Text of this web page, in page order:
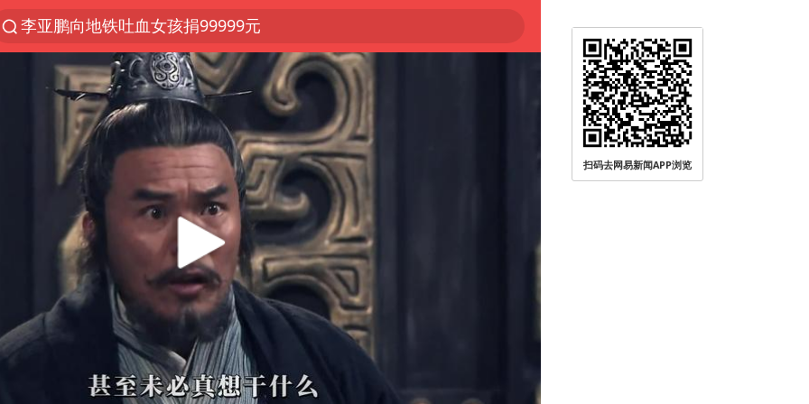
李亚鹏向地铁吐血女孩捐99999元
服务提质，内需扩容有保障
官方通报传销头目出狱办书院
美股收盘：道指再创历史新高
台风白海豚可能在浙江登陆
人贩子“梅姨”真实姓名曝光
“银行午休1.5小时”留个窗口行不行
男子出狱前8天被改判死缓
被一条街帮助的“煎饼叔叔”去世
蜜雪冰城员工抽烟收银 门店现已停业
为鼓励女儿 41岁妈妈考上985研究生
扫码去网易新闻APP浏览